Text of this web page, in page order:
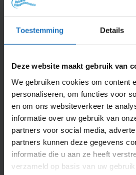
Toestemming Details
Deze website maakt gebruik van
We gebruiken cookies om content
personaliseren, om functies voor
en om ons websiteverkeer te
informatie over uw gebruik van
partners voor social media,
partners kunnen deze gegevens
informatie die u aan ze heeft
verzameld op basis van uw
Deventer is een stad gelegen aan
provincieOverijssel. Deventer is
middeleeuwen een belangrijk Noord-
was. Andere steden die onder
Doesburg,ArnhemenHarderwijk.
Deventer is een van de oudste
Deventer werd in bronnen van het
eeuw vermeld.
Over de vlag van Deventer
Tijdens een raadbesluit op 25
officiële vlag vastgesteld voor de